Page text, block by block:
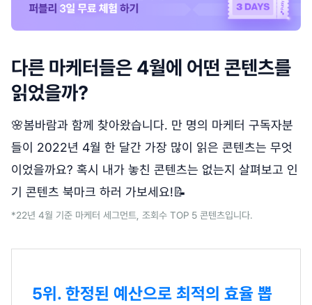
다른 마케터들은 4월에 어떤 콘텐츠를
읽었을까?
🌸봄바람과 함께 찾아왔습니다. 만 명의 마케터 구독자분
들이 2022년 4월 한 달간 가장 많이 읽은 콘텐츠는 무엇
이었을까요? 혹시 내가 놓친 콘텐츠는 없는지 살펴보고 인
기 콘텐츠 북마크 하러 가보세요!📝
*22년 4월 기준 마케터 세그먼트, 조회수 TOP 5 콘텐츠입니다.
5위. 한정된 예산으로 최적의 효율 뽑